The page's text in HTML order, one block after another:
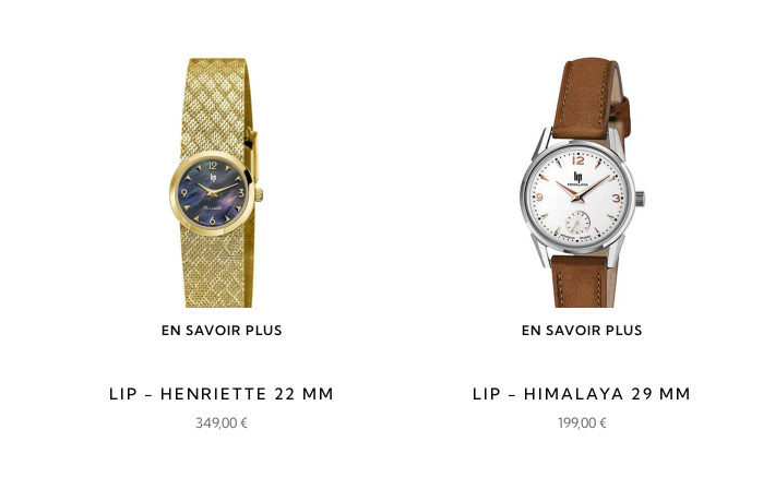
EN SAVOIR PLUS
LIP - HENRIETTE 22 MM
349,00€
EN SAVOIR PLUS
LIP - HIMALAYA 29 MM
199,00€